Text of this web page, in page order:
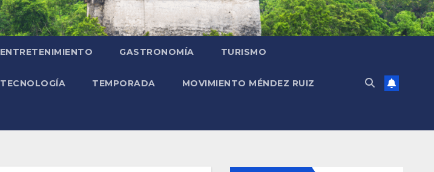
ENTRETENIMIENTO GASTRONOMÍA TURISMO
TECNOLOGÍA TEMPORADA MOVIMIENTO MÉNDEZ RUIZ